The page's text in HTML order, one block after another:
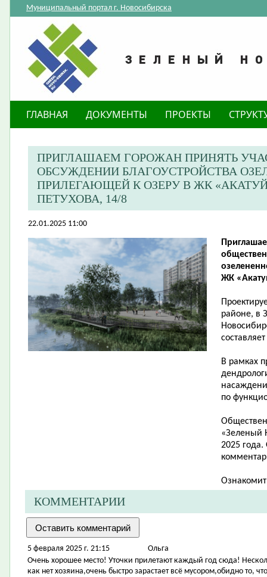
Муниципальный портал г. Новосибирска
ГЛАВНАЯ ДОКУМЕНТЫ ПРОЕКТЫ
ПРИГЛАШАЕМ ГОРОЖАН ПРИНЯТЬ
ОБСУЖДЕНИИ БЛАГОУСТРОЙСТВА
ПРИЛЕГАЮЩЕЙ К ОЗЕРУ В ЖК
ПЕТУХОВА, 14/8
22.01.2025 11:00
ЖК
районе, в
В рамках
по
«Зеленый
2025
КОММЕНТАРИИ
5 февраля 2025 г. 21:15
Ольга
Очень хорошее место! Уточки прилетают каждый год сюда!
как нет хозяина,очень быстро зарастает всё мусором,обидно то,